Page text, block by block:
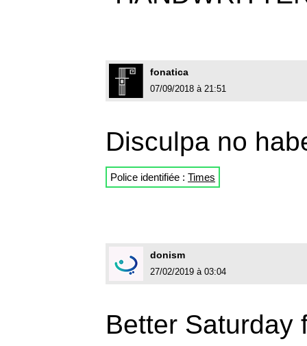
fonatica
07/09/2018 à 21:51
Disculpa no
Police identifiée : Times
donism
27/02/2019 à 03:04
Better Saturday